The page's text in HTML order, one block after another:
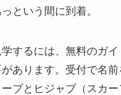
という間に到着。
するには、無料のガ
あります。受付で名前
ブとヒジャブ（スカ